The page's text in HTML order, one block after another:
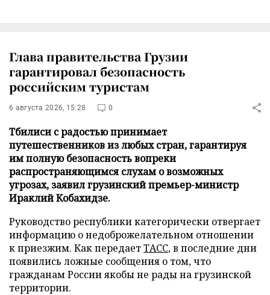
Глава правительства Грузии
гарантировал безопасность
российским туристам
6 августа 2026, 15:28 0
Тбилиси с радостью принимает
путешественников из любых стран, гарантируя
им полную безопасность вопреки
распространяющимся слухам о возможных
угрозах, заявил грузинский премьер-министр
Ираклий Кобахидзе.
Руководство республики категорически отвергает
информацию о недоброжелательном отношении
к приезжим. Как передаетТАСС, в последние дни
появились ложные сообщения о том, что
гражданам России якобы не рады на грузинской
территории.